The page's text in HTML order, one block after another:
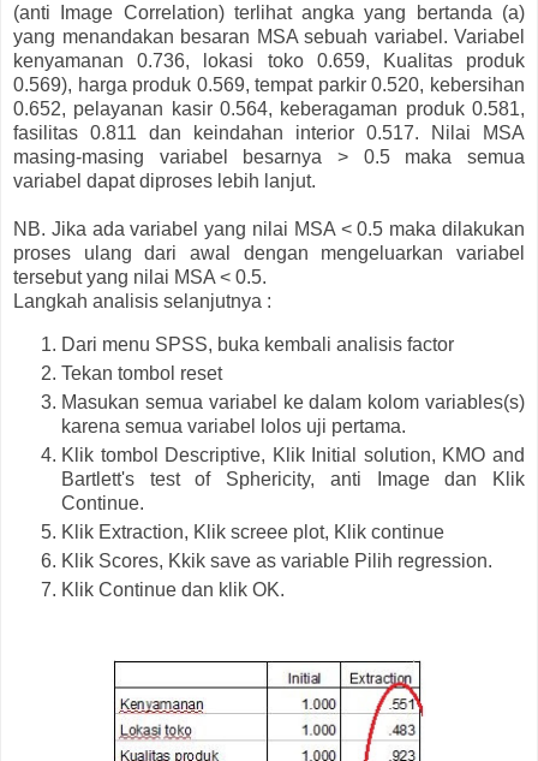
(anti Image Correlation) terlihat angka yang bertanda (a)
yang menandakan besaran MSA sebuah variabel. Variabel
kenyamanan 0.736, lokasi toko 0.659, Kualitas produk
0.569), harga produk 0.569, tempat parkir 0.520, kebersihan
0.652, pelayanan kasir 0.564, keberagaman produk 0.581,
fasilitas 0.811 dan keindahan interior 0.517. Nilai MSA
masing-masing variabel besarnya > 0.5 maka semua
variabel dapat diproses lebih lanjut.
NB. Jika ada variabel yang nilai MSA < 0.5 maka dilakukan
proses ulang dari awal dengan mengeluarkan variabel
tersebut yang nilai MSA < 0.5.
Langkah analisis selanjutnya :
Dari menu SPSS, buka kembali analisis factor
Tekan tombol reset
Masukan semua variabel ke dalam kolom variables(s)
karena semua variabel lolos uji pertama.
Klik tombol Descriptive, Klik Initial solution, KMO and
Bartlett's test of Sphericity, anti Image dan Klik
Continue.
Klik Extraction, Klik screee plot, Klik continue
Klik Scores, Kkik save as variable Pilih regression.
Klik Continue dan klik OK.